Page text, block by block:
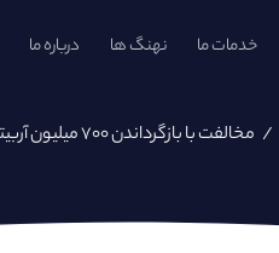
خدمات ما نهنگ ها درباره ما
/ مخالفت با بازگرداندن ۷۰۰ میلیون آربیتروم